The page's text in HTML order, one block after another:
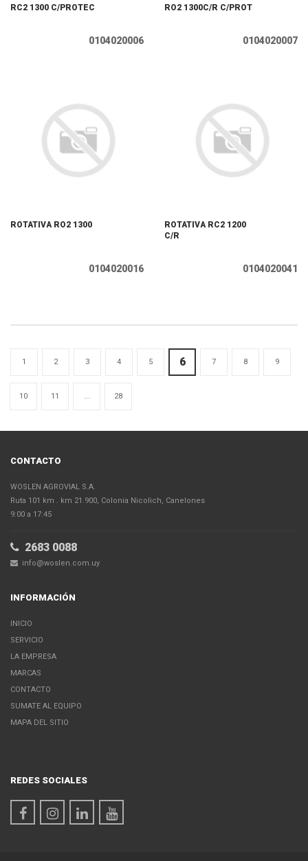
RC2 1300 C/PROTEC
0104020006
RO2 1300C/R C/PROT
0104020007
ROTATIVA RO2 1300
0104020016
ROTATIVA RC2 1200
C/R
0104020041
1 2 3 4 5 6 7 8 9
10 11 ... 28
CONTACTO
WOSLEN AGROVIAL S.A.
Ruta 101 km . km 21.900, Colonia Nicolich, Canelones
9:00 a 17:45
2683 0088
info@woslen.com.uy
INFORMACIÓN
INICIO
SERVICIO
LA EMPRESA
MARCAS
CONTACTO
SUMATE AL EQUIPO
MAPA DEL SITIO
REDES SOCIALES